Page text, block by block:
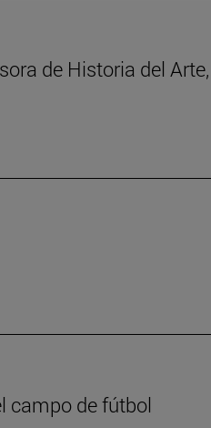
de Historia del Arte,
campo de fútbol